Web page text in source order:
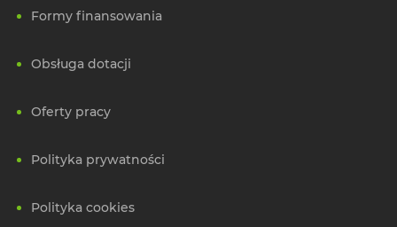
Formy finansowania
Obsługa dotacji
Oferty pracy
Polityka prywatności
Polityka cookies